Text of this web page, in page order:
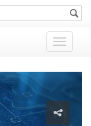
Показать
меню